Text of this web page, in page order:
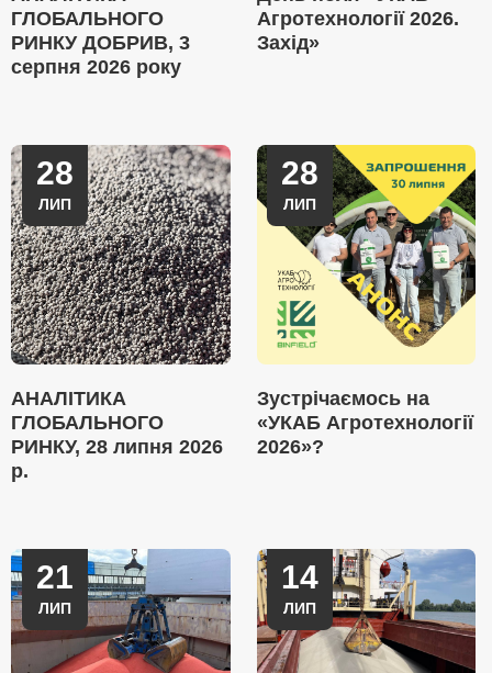
ГЛОБАЛЬНОГО
РИНКУ ДОБРИВ, 3
серпня 2026 року
Агротехнології 2026.
Захід»
28
ЛИП
АНАЛІТИКА
ГЛОБАЛЬНОГО
РИНКУ, 28 липня 2026
р.
28
ЛИП
Зустрічаємось на
«УКАБ Агротехнології
2026»?
21
ЛИП
14
ЛИП